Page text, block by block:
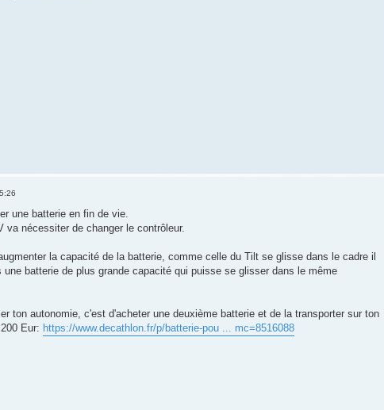
une batterie en fin de vie.
va nécessiter de changer le contrôleur.
la capacité de la batterie, comme celle du Tilt se glisse dans le cadre il
batterie de plus grande capacité qui puisse se glisser dans le même
ton autonomie, c'est d'acheter une deuxième batterie et de la transporter sur ton
Eur: https://www.decathlon.fr/p/batterie-pou ... mc=8516088